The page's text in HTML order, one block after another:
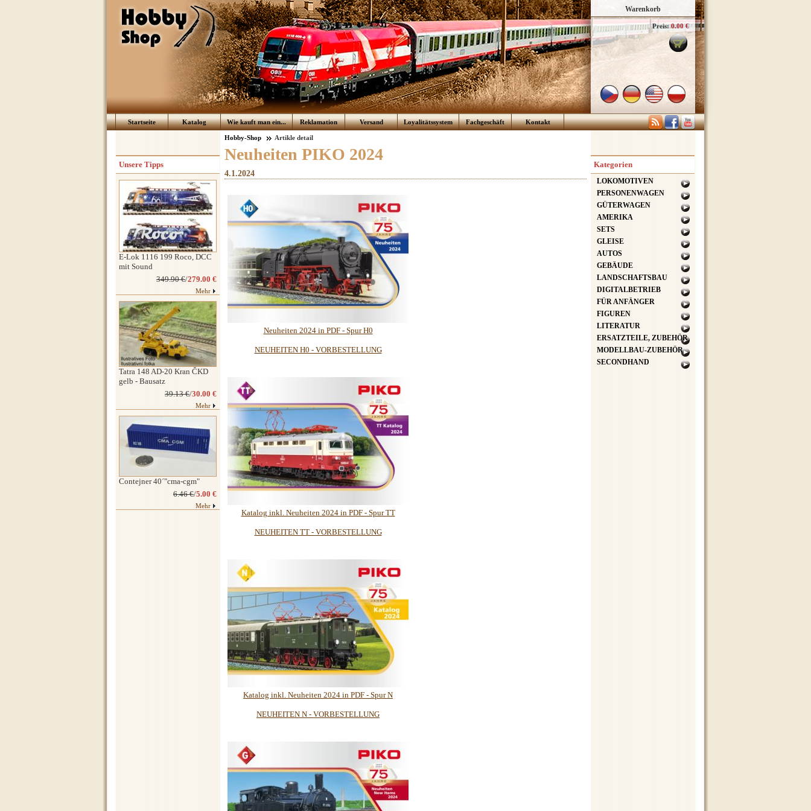
Warenkorb
Preis: 0.00 €
Startseite Katalog Wie kauft man ein... Reklamation Versand Loyalitätssystem Fachgeschäft Kontakt
Hobby-Shop Artikle detail
Neuheiten PIKO 2024
4.1.2024
Neuheiten 2024 in PDF - Spur H0
NEUHEITEN H0 - VORBESTELLUNG
Katalog inkl. Neuheiten 2024 in PDF - Spur TT
NEUHEITEN TT - VORBESTELLUNG
Katalog inkl. Neuheiten 2024 in PDF - Spur N
NEUHEITEN N - VORBESTELLUNG
Unsere Tipps
E-Lok 1116 199 Roco, DCC
mit Sound
349.90 €/279.00 €
Mehr
Tatra 148 AD-20 Kran ČKD
gelb - Bausatz
39.13 €/30.00 €
Mehr
Contejner 40´"cma-cgm"
6.46 €/5.00 €
Mehr
Kategorien
LOKOMOTIVEN
PERSONENWAGEN
GÜTERWAGEN
AMERIKA
SETS
GLEISE
AUTOS
GEBÄUDE
LANDSCHAFTSBAU
DIGITALBETRIEB
FÜR ANFÄNGER
FIGUREN
LITERATUR
ERSATZTEILE, ZUBEHÖR
MODELLBAU-ZUBEHÖR
SECONDHAND